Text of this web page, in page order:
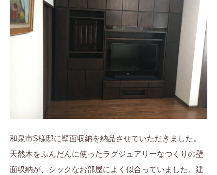
和泉市S様邸に壁面収納を納品させていただきました。
天然木をふんだんに使ったラグジュアリーなつくりの壁
面収納が、シックなお部屋によく似合っていました。建